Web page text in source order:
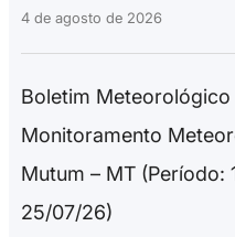
4 de agosto de 2026
Boletim Meteorológico
Monitoramento
Mutum – MT (Período:
25/07/26)